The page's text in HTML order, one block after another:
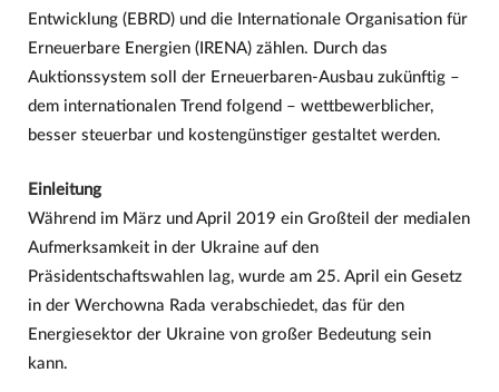
Entwicklung (EBRD) und die Internationale Organisation für
Erneuerbare Energien (IRENA) zählen. Durch das
Auktionssystem soll der Erneuerbaren-Ausbau zukünftig –
dem internationalen Trend folgend – wettbewerblicher,
besser steuerbar und kostengünstiger gestaltet werden.
Einleitung
Während im März und April 2019 ein Großteil der medialen
Aufmerksamkeit in der Ukraine auf den
Präsidentschaftswahlen lag, wurde am 25. April ein Gesetz
in der Werchowna Rada verabschiedet, das für den
Energiesektor der Ukraine von großer Bedeutung sein
kann.